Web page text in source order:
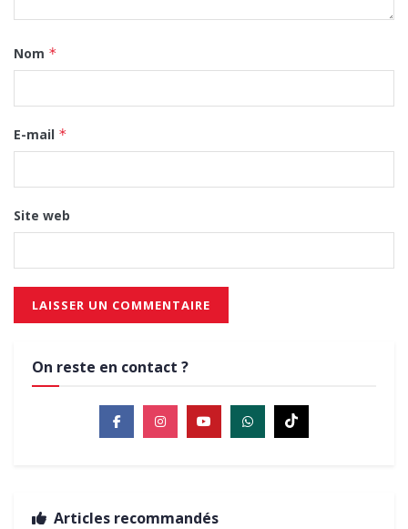
Nom *
E-mail *
Site web
On reste en contact ?
Articles recommandés